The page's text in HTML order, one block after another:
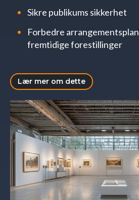
Sikre publikums sikkerhet
Forbedre
fremtidige forestillinger
Lær mer om dette